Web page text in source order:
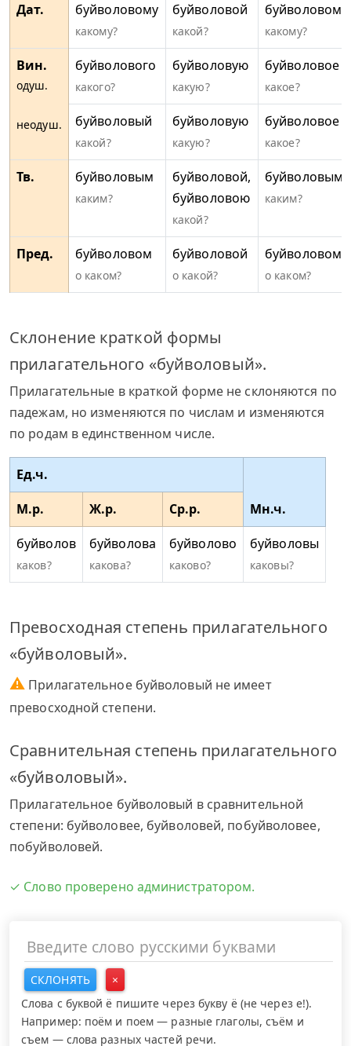
Дат. буйволовому
какому?
буйволовой
какой?
буйволовому
какому?
Вин.
одуш.
неодуш.
буйволового
какого?
буйволовую
какую?
буйволовое
какое?
буйволовый
какой?
буйволовую
какую?
буйволовое
какое?
Тв. буйволовым
каким?
буйволовой,
буйволовою
какой?
буйволовым
каким?
Пред. буйволовом
о каком?
буйволовой
о какой?
буйволовом
о каком?
Склонение краткой формы
прилагательного «буйволовый».
Прилагательные в краткой форме не склоняются по
падежам, но изменяются по числам и изменяются
по родам в единственном числе.
Ед.ч.
Мн.ч.
М.р. Ж.р.
Ср.р.
буйволов
каков?
буйволова
какова?
буйволово
каково?
буйволовы
каковы?
Превосходная степень прилагательного
«буйволовый».
⚠ Прилагательное буйволовый не имеет
превосходной степени.
Сравнительная степень прилагательного
«буйволовый».
Прилагательное буйволовый в сравнительной
степени: буйволовее, буйволовей, побуйволовее,
побуйволовей.
✓ Слово проверено администратором.
СКЛОНЯТЬ
×
Слова с буквой ё пишите через букву ё (не через е!).
Например: поём и поем — разные глаголы, съём и
съем — слова разных частей речи.